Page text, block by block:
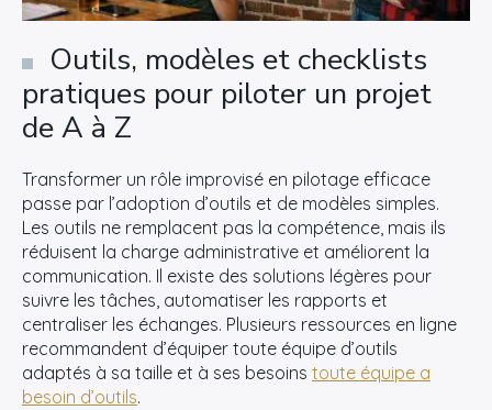
Outils, modèles et checklists
pratiques pour piloter un projet
de A à Z
Transformer un rôle improvisé en pilotage efficace
passe par l’adoption d’outils et de modèles simples.
Les outils ne remplacent pas la compétence, mais ils
réduisent la charge administrative et améliorent la
communication. Il existe des solutions légères pour
suivre les tâches, automatiser les rapports et
centraliser les échanges. Plusieurs ressources en ligne
recommandent d’équiper toute équipe d’outils
adaptés à sa taille et à ses besoins toute équipe a
besoin d’outils.